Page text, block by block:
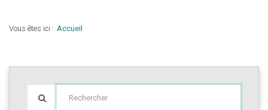
Vous êtes ici : Accueil